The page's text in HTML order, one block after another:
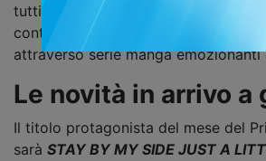
tutti gli appassionati delle opere
continua a dar voce alle tematiche
attraverso serie manga
Le novità in arrivo a
Il titolo protagonista del mese del
sarà STAY BY MY SIDE JUST A